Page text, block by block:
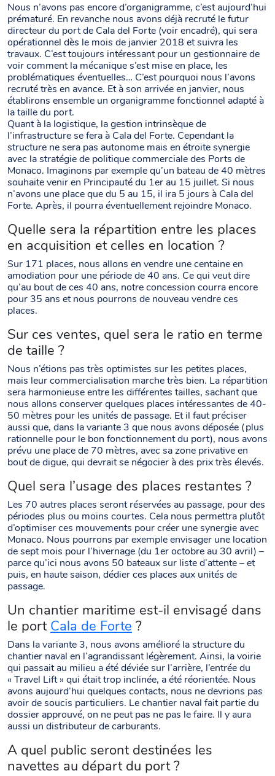
Nous n’avons pas encore d’organigramme, c’est aujourd’hui
prématuré. En revanche nous avons déjà recruté le futur
directeur du port de Cala del Forte (voir encadré), qui sera
opérationnel dès le mois de janvier 2018 et suivra les
travaux. C’est toujours intéressant pour un gestionnaire de
voir comment la mécanique s’est mise en place, les
problématiques éventuelles… C’est pourquoi nous l’avons
recruté très en avance. Et à son arrivée en janvier, nous
établirons ensemble un organigramme fonctionnel adapté à
la taille du port.
Quant à la logistique, la gestion intrinsèque de
l’infrastructure se fera à Cala del Forte. Cependant la
structure ne sera pas autonome mais en étroite synergie
avec la stratégie de politique commerciale des Ports de
Monaco. Imaginons par exemple qu’un bateau de 40 mètres
souhaite venir en Principauté du 1er au 15 juillet. Si nous
n’avons une place que du 5 au 15, il ira 5 jours à Cala del
Forte. Après, il pourra éventuellement rejoindre Monaco.
Quelle sera la répartition entre les places
en acquisition et celles en location ?
Sur 171 places, nous allons en vendre une centaine en
amodiation pour une période de 40 ans. Ce qui veut dire
qu’au bout de ces 40 ans, notre concession courra encore
pour 35 ans et nous pourrons de nouveau vendre ces
places.
Sur ces ventes, quel sera le ratio en terme
de taille ?
Nous n’étions pas très optimistes sur les petites places,
mais leur commercialisation marche très bien. La répartition
sera harmonieuse entre les différentes tailles, sachant que
nous allons conserver quelques places intéressantes de 40-
50 mètres pour les unités de passage. Et il faut préciser
aussi que, dans la variante 3 que nous avons déposée (plus
rationnelle pour le bon fonctionnement du port), nous avons
prévu une place de 70 mètres, avec sa zone privative en
bout de digue, qui devrait se négocier à des prix très élevés.
Quel sera l’usage des places restantes ?
Les 70 autres places seront réservées au passage, pour des
périodes plus ou moins courtes. Cela nous permettra plutôt
d’optimiser ces mouvements pour créer une synergie avec
Monaco. Nous pourrons par exemple envisager une location
de sept mois pour l’hivernage (du 1er octobre au 30 avril) –
parce qu’ici nous avons 50 bateaux sur liste d’attente – et
puis, en haute saison, dédier ces places aux unités de
passage.
Un chantier maritime est-il envisagé dans
le port Cala de Forte ?
Dans la variante 3, nous avons amélioré la structure du
chantier naval en l’agrandissant légèrement. Ainsi, la voirie
qui passait au milieu a été déviée sur l’arrière, l’entrée du
« Travel Lift » qui était trop inclinée, a été réorientée. Nous
avons aujourd’hui quelques contacts, nous ne devrions pas
avoir de soucis particuliers. Le chantier naval fait partie du
dossier approuvé, on ne peut pas ne pas le faire. Il y aura
aussi un distributeur de carburants.
A quel public seront destinées les
navettes au départ du port ?